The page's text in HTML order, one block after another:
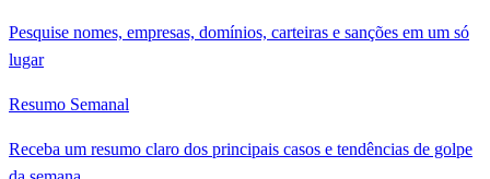
Pesquise nomes, empresas, domínios, carteiras e sanções em um só
lugar
Resumo Semanal
Receba um resumo claro dos principais casos e tendências de golpe